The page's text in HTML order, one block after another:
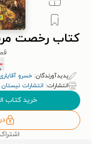
کتاب رخصت
پدیدآورندگان: خسرو آقایاری
انتشارات: انتشارات نیستان
خرید کتاب